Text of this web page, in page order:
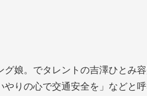
娘。でタレントの吉澤ひとみ
りの心で交通安全を」などと呼